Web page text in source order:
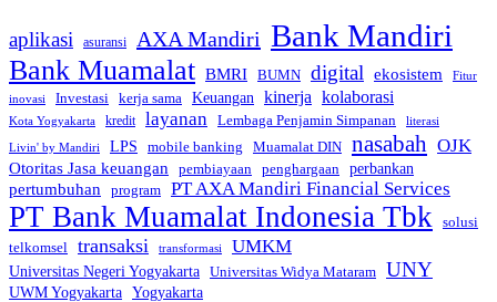
aplikasi asuransi AXA Mandiri Bank Mandiri
Bank Muamalat BMRI BUMN digital ekosistem Fitur
inovasi Investasi kerja sama Keuangan kinerja kolaborasi
Kota Yogyakarta kredit layanan Lembaga Penjamin Simpanan
literasi
Livin' by Mandiri
LPS mobile banking Muamalat DIN nasabah OJK
Otoritas Jasa keuangan pembiayaan penghargaan perbankan
pertumbuhan program PT AXA Mandiri Financial Services
PT Bank Muamalat Indonesia Tbk solusi
telkomsel transaksi transformasi UMKM
Universitas Negeri Yogyakarta Universitas Widya Mataram UNY
UWM Yogyakarta Yogyakarta